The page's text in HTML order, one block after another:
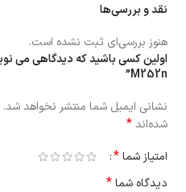
نقد و بررسی‌ها
هنوز بررسی‌ای ثبت نشده است.
M252n”
نشانی ایمیل شما منتشر نخواهد شد.
شده‌اند*
امتیاز شما*
دیدگاه شما*